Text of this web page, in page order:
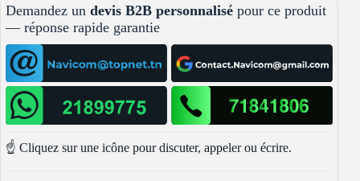
Demandez un devis B2B personnalisé pour ce produit
— réponse rapide garantie
☝️ Cliquez sur une icône pour discuter, appeler ou écrire.